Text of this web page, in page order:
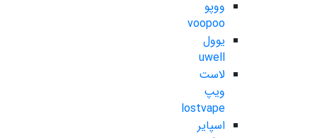
ووپو
voopoo
یوول
uwell
لاست
ویپ
lostvape
اسپایر